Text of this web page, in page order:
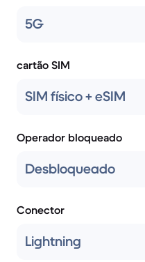
5G
cartão SIM
SIM físico + eSIM
Operador bloqueado
Desbloqueado
Conector
Lightning